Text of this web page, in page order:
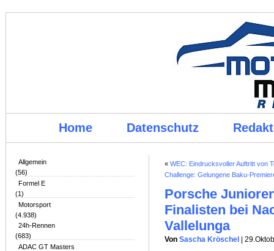
Home Datenschutz
Allgemein
(56)
Formel E
(1)
Motorsport
(4.938)
24h-Rennen
(683)
ADAC GT Masters
« WEC: Eindrucksvoller Auftritt von
Challenge: Gelungene Baku-
Porsche
Finalisten bei
Vallelunga
Von Sascha Kröschel |